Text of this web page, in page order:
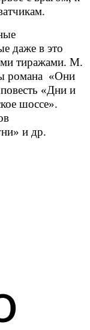
даже в это
тиражами. М.
романа «Они
«Дни и
шоссе».
и др.